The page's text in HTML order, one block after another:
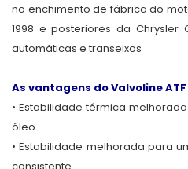
no enchimento de fábrica do
1998 e posteriores da Chrysler
automáticas e transeixos
As vantagens do Valvoline
• Estabilidade térmica
óleo.
• Estabilidade melhorada para